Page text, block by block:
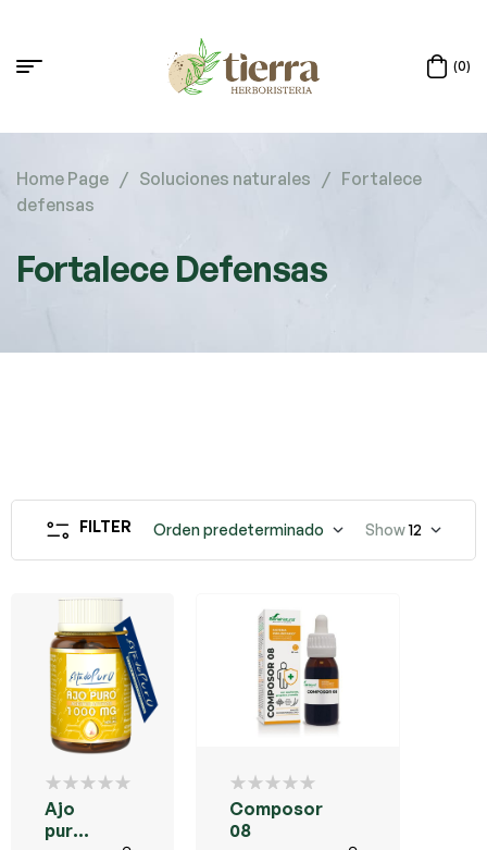
(0)
Fortalece Defensas
Home Page / Soluciones naturales / Fortalece
defensas
FILTER Orden predeterminado Show12
Ajo
puro
Composor
08